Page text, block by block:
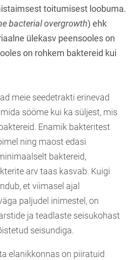
toitumisest loobuma.
bacterial overgrowth) ehk
ülekasv peensooles on
on rohkem baktereid kui
meie seedetrakti erinevad
sööme kui ka süljest, mis
Enamik bakteritest
ning maost edasi
baktereid,
arv taas kasvab. Kuigi
et viimasel ajal
paljudel inimestel, on
ja teadlaste seisukohast
seisundiga.
elanikkonnas on piiratuid